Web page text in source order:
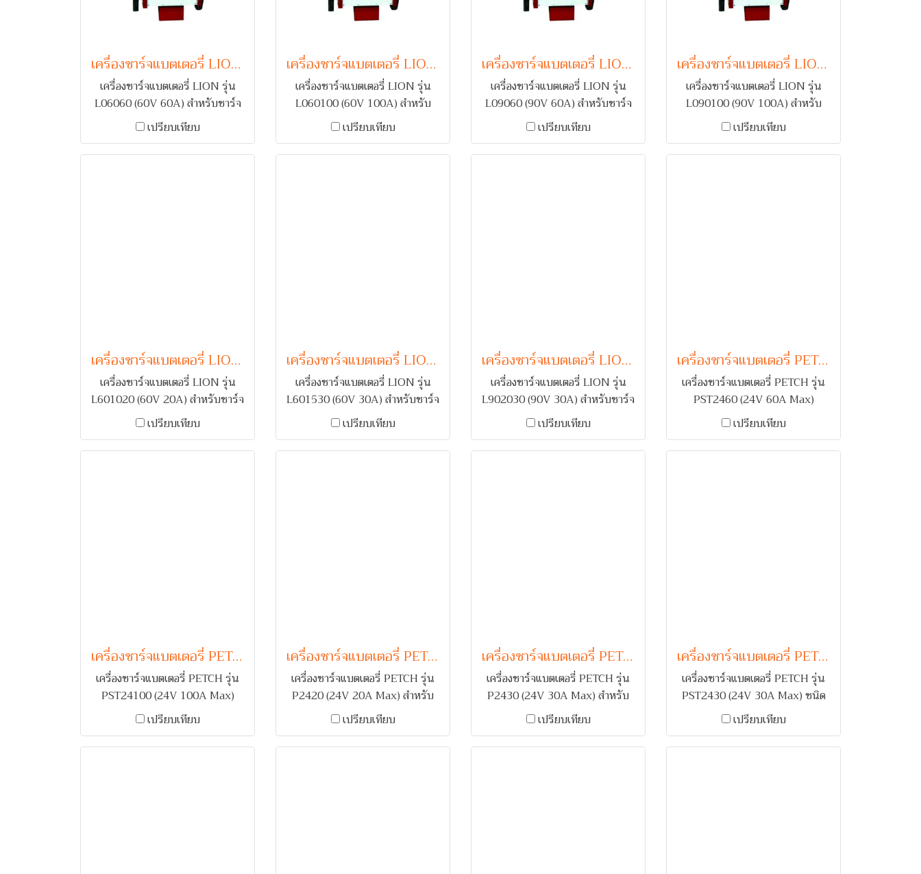
เครื่องชาร์จแบตเตอรี่ LION รุ่น L06060 (60V 60A)
เครื่องชาร์จแบตเตอรี่ LION รุ่น
L06060 (60V 60A) สำหรับชาร์จ
แบตเตอรี่รถยนต์ 1-5 ลูก พร้อม
กระแสเกิน
เปรียบเทียบ
เครื่องชาร์จแบตเตอรี่ LION รุ่น L060100 (60V 100A)
เครื่องชาร์จแบตเตอรี่ LION รุ่น
L060100 (60V 100A) สำหรับ
ชาร์จแบตเตอรี่รถยนต์ 1-5 ลูก
เมื่อกระแสเกิน
เปรียบเทียบ
เครื่องชาร์จแบตเตอรี่ LION รุ่น L09060 (90V 60A)
เครื่องชาร์จแบตเตอรี่ LION รุ่น
L09060 (90V 60A) สำหรับชาร์จ
แบตเตอรี่รถยนต์ 1-7 ลูก พร้อม
กระแสเกิน
เปรียบเทียบ
เครื่องชาร์จแบตเตอรี่ LION รุ่น L090100 (90V 100A)
เครื่องชาร์จแบตเตอรี่ LION รุ่น
L090100 (90V 100A) สำหรับ
ชาร์จแบตเตอรี่รถยนต์ 1-7 ลูก
เมื่อกระแสเกิน
เปรียบเทียบ
เครื่องชาร์จแบตเตอรี่ LION รุ่น L601020 (60V 20A)
เครื่องชาร์จแบตเตอรี่ LION รุ่น
L601020 (60V 20A) สำหรับชาร์จ
แบตเตอรี่รถยนต์ 1-5 ลูก พร้อม
กระแสเกิน
เปรียบเทียบ
เครื่องชาร์จแบตเตอรี่ LION รุ่น L601530 (60V 30A)
เครื่องชาร์จแบตเตอรี่ LION รุ่น
L601530 (60V 30A) สำหรับชาร์จ
แบตเตอรี่รถยนต์ 1-5 ลูก พร้อม
กระแสเกิน
เปรียบเทียบ
เครื่องชาร์จแบตเตอรี่ LION รุ่น L902030 (90V 30A)
เครื่องชาร์จแบตเตอรี่ LION รุ่น
L902030 (90V 30A) สำหรับชาร์จ
แบตเตอรี่รถยนต์ 1-7 ลูก พร้อม
กระแสเกิน
เปรียบเทียบ
เครื่องชาร์จแบตเตอรี่ PETCH รุ่น PST2460 (24V 60A Max)
เครื่องชาร์จแบตเตอรี่ PETCH รุ่น
PST2460 (24V 60A Max)
สำหรับชาร์จแบตเตอรี่รถยนต์ 1-2
Rectifier พร้อมระบบเตือนกลับขั้ว
เปรียบเทียบ
เครื่องชาร์จแบตเตอรี่ PETCH รุ่น PST24100 (24V 100A Max)
เครื่องชาร์จแบตเตอรี่ PETCH รุ่น
PST24100 (24V 100A Max)
สำหรับชาร์จแบตเตอรี่รถยนต์ 1-2
Rectifier พร้อมระบบเตือนกลับขั้ว
เปรียบเทียบ
เครื่องชาร์จแบตเตอรี่ PETCH รุ่น P2420 (24V 20A Max)
เครื่องชาร์จแบตเตอรี่ PETCH รุ่น
P2420 (24V 20A Max) สำหรับ
ชาร์จแบตเตอรี่รถยนต์ 1-2 ลูก
พร้อมระบบเตือนกลับขั้ว และ ตัดไฟ
เปรียบเทียบ
เครื่องชาร์จแบตเตอรี่ PETCH รุ่น P2430 (24V 30A Max)
เครื่องชาร์จแบตเตอรี่ PETCH รุ่น
P2430 (24V 30A Max) สำหรับ
ชาร์จแบตเตอรี่รถยนต์ 1-2 ลูก
พร้อมระบบเตือนกลับขั้ว และ ตัดไฟ
เปรียบเทียบ
เครื่องชาร์จแบตเตอรี่ PETCH รุ่น PST2430 (24V 30A Max)
เครื่องชาร์จแบตเตอรี่ PETCH รุ่น
PST2430 (24V 30A Max) ชนิด
โครงแสตนเลส สำหรับชาร์จ
ระบบ Full Wave Rectifier
เปรียบเทียบ